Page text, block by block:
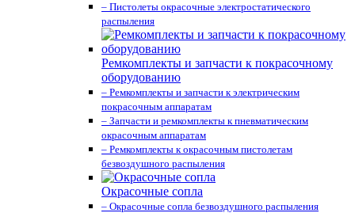
– Пистолеты окрасочные электростатического
распыления
Ремкомплекты и запчасти к покрасочному
оборудованию
– Ремкомплекты и запчасти к электрическим
покрасочным аппаратам
– Запчасти и ремкомплекты к пневматическим
окрасочным аппаратам
– Ремкомплекты к окрасочным пистолетам
безвоздушного распыления
Окрасочные сопла
– Окрасочные сопла безвоздушного распыления